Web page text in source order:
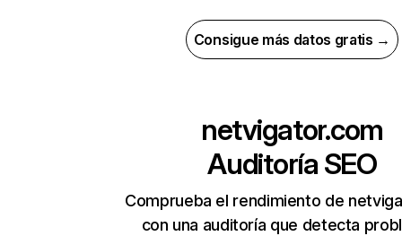
Consigue más datos gratis →
netvigator.com
Auditoría SEO
Comprueba el rendimiento de
con una auditoría que detecta